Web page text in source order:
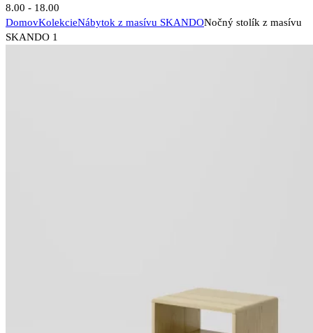
8.00 - 18.00
DomovKolekcieNábytok z masívu SKANDONočný stolík z masívu
SKANDO 1